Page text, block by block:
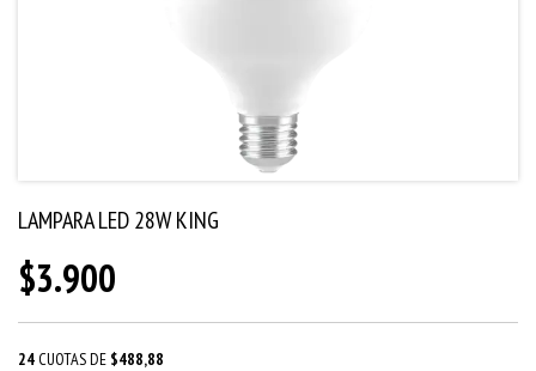
LAMPARA LED 28W KING
$3.900
24 CUOTAS DE $488,88